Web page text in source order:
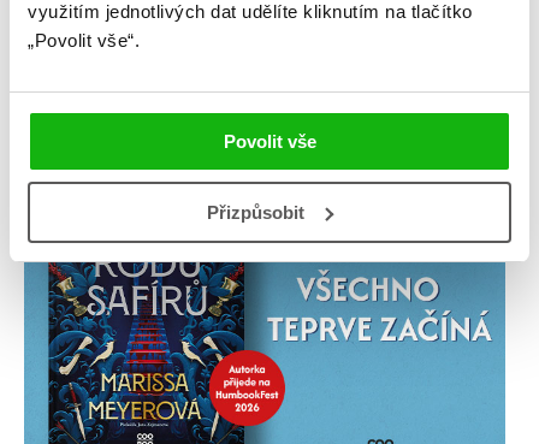
využitím jednotlivých dat udělíte kliknutím na tlačítko
„Povolit vše“.
Povolit vše
Přizpůsobit